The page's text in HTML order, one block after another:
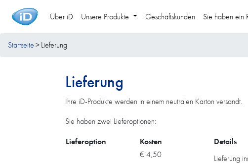
Über iD Unsere Produkte Geschäftskunden Sie haben ein
Startseite Lieferung
Lieferung
Ihre iD-Produkte werden in einem neutralen Karton versandt.
Sie haben zwei Lieferoptionen:
Lieferoption
Kosten Details
€ 4,50
Lieferung